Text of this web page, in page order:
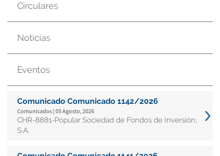
Circulares
Noticias
Eventos
Comunicado Comunicado 1142/2026
Comunicados | 05 Agosto, 2026
CHR-8881-Popular Sociedad de Fondos de Inversión,
S.A.